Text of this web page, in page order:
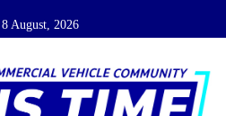
8 August, 2026